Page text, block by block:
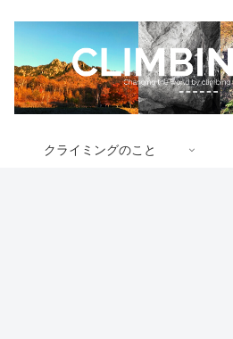
クライミングのこと